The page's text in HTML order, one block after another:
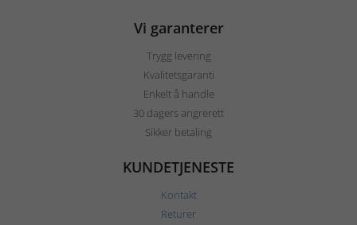
Vi garanterer
Trygg levering
Kvalitetsgaranti
Enkelt å handle
30 dagers angrerett
Sikker betaling
KUNDETJENESTE
Kontakt
Returer